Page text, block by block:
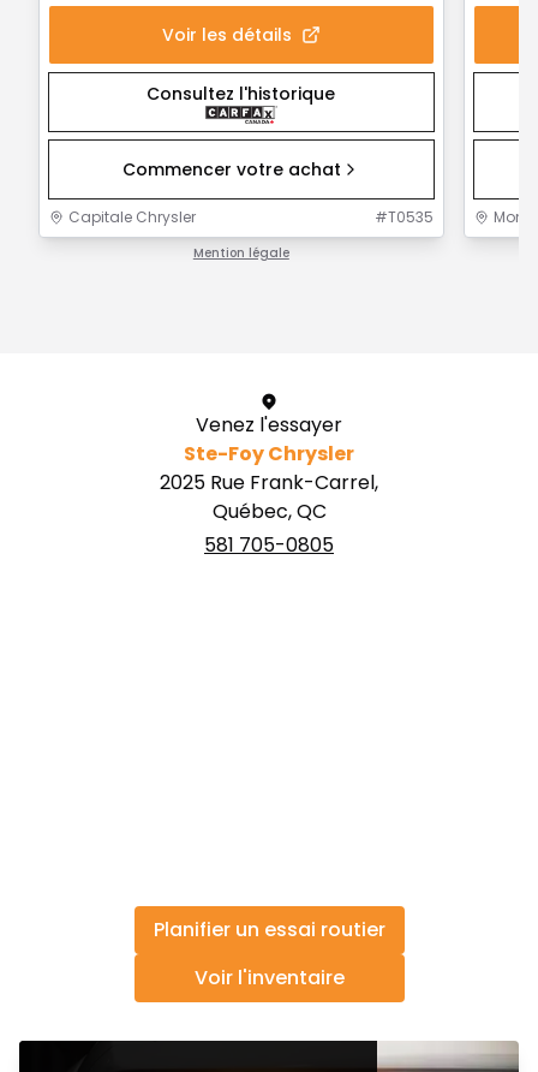
Voir les détails
Consultez l'historique
Commencer votre achat
Capitale Chrysler #T0535
Mention légale
Venez l'essayer
Ste-Foy Chrysler
2025 Rue Frank-Carrel,
Québec, QC
581 705-0805
Planifier un essai routier
Voir l'inventaire